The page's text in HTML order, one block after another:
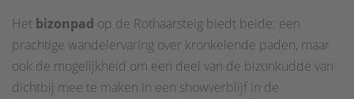
Het bizonpad op de Rothaarsteig biedt beide: een
prachtige wandelervaring over kronkelende paden, maar
ook de mogelijkheid om een deel van de bizonkudde van
dichtbij mee te maken in een showverblijf in de